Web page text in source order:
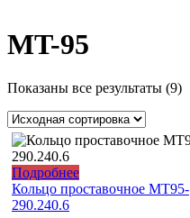
MT-95
Показаны все результаты (9)
Подробнее
Кольцо проставочное МТ95-
290.240.6